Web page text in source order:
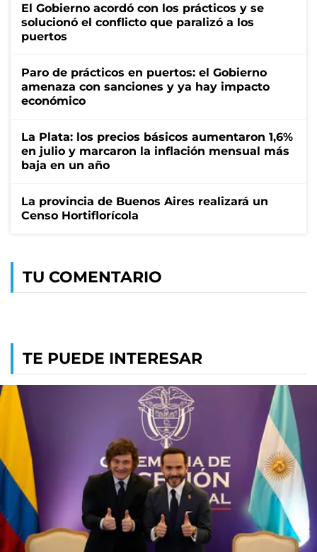
El Gobierno acordó con los prácticos y se
solucionó el conflicto que paralizó a los
puertos
Paro de prácticos en puertos: el Gobierno
amenaza con sanciones y ya hay impacto
económico
La Plata: los precios básicos aumentaron 1,6%
en julio y marcaron la inflación mensual más
baja en un año
La provincia de Buenos Aires realizará un
Censo Hortiflorícola
TU COMENTARIO
TE PUEDE INTERESAR